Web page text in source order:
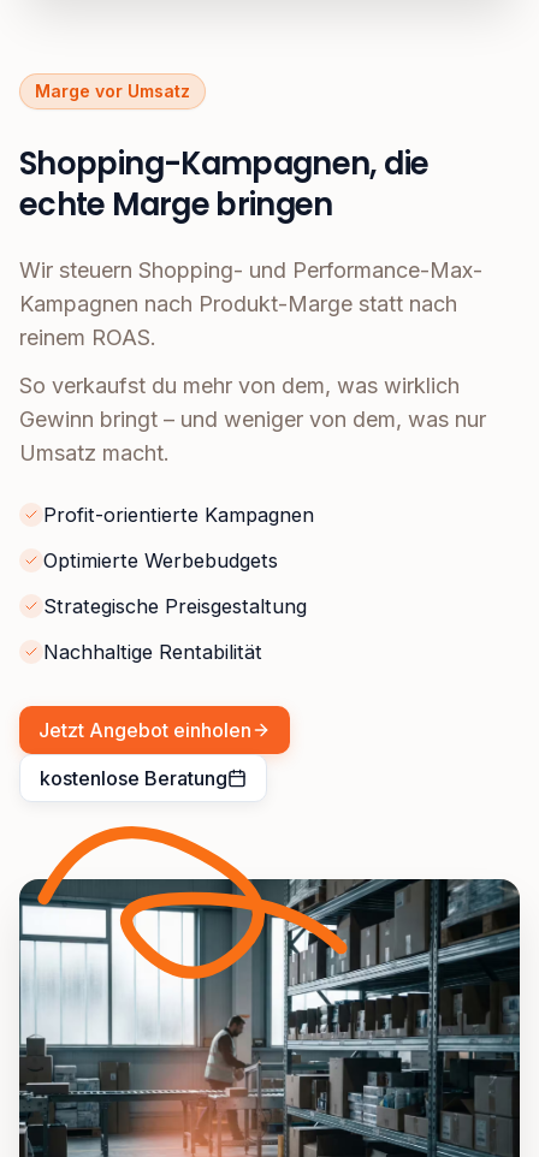
Marge vor Umsatz
Shopping-Kampagnen, die
echte Marge bringen
Wir steuern Shopping- und Performance-Max-
Kampagnen nach Produkt-Marge statt nach
reinem ROAS.
So verkaufst du mehr von dem, was wirklich
Gewinn bringt – und weniger von dem, was nur
Umsatz macht.
Profit-orientierte Kampagnen
Optimierte Werbebudgets
Strategische Preisgestaltung
Nachhaltige Rentabilität
Jetzt Angebot einholen
kostenlose Beratung